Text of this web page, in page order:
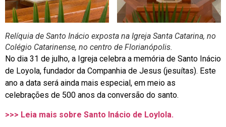
Relíquia de Santo Inácio exposta na Igreja Santa Catarina, no
Colégio Catarinense, no centro de Florianópolis.
No dia 31 de julho, a Igreja celebra a memória de Santo Inácio
de Loyola, fundador da Companhia de Jesus (jesuítas). Este
ano a data será ainda mais especial, em meio as
celebrações de 500 anos da conversão do santo.
>>> Leia mais sobre Santo Inácio de Loylola.